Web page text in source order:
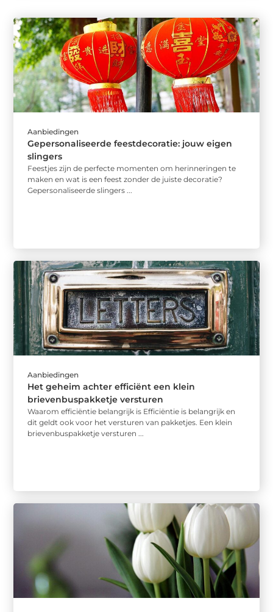
Aanbiedingen
Gepersonaliseerde feestdecoratie: jouw eigen
slingers
Feestjes zijn de perfecte momenten om herinneringen te
maken en wat is een feest zonder de juiste decoratie?
Gepersonaliseerde slingers ...
Aanbiedingen
Het geheim achter efficiënt een klein
brievenbuspakketje versturen
Waarom efficiëntie belangrijk is Efficiëntie is belangrijk en
dit geldt ook voor het versturen van pakketjes. Een klein
brievenbuspakketje versturen ...